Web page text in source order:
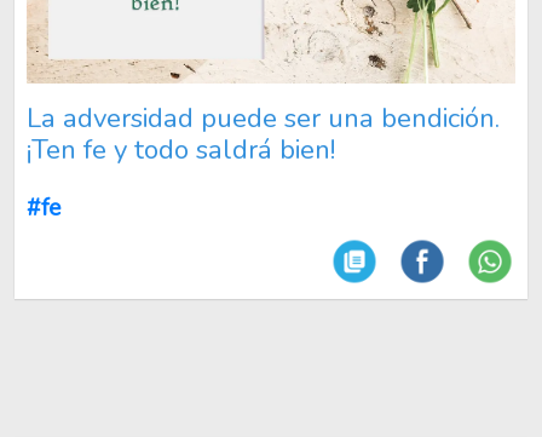
La adversidad puede ser una bendición.
¡Ten fe y todo saldrá bien!
#fe